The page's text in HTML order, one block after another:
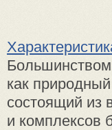
как
состоящий из
и комплексов